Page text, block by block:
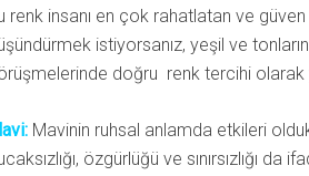
renk insanı en çok rahatlatan ve
istiyorsanız, yeşil ve
doğru renk tercihi olarak
Mavinin ruhsal anlamda etkileri
özgürlüğü ve sınırsızlığı